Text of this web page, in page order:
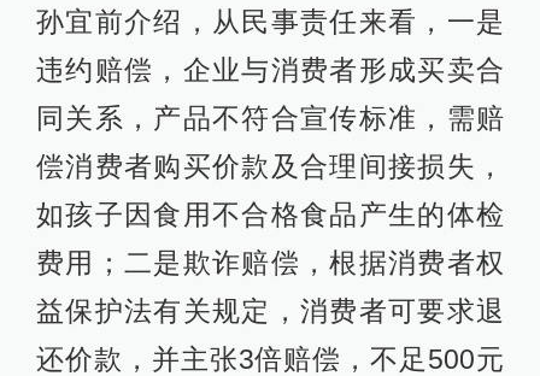
孙宜前介绍，从民事责任来看，一是
违约赔偿，企业与消费者形成买卖合
同关系，产品不符合宣传标准，需赔
偿消费者购买价款及合理间接损失，
如孩子因食用不合格食品产生的体检
费用；二是欺诈赔偿，根据消费者权
益保护法有关规定，消费者可要求退
还价款，并主张3倍赔偿，不足500元